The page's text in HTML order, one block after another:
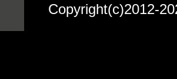
Copyright(c)2012-